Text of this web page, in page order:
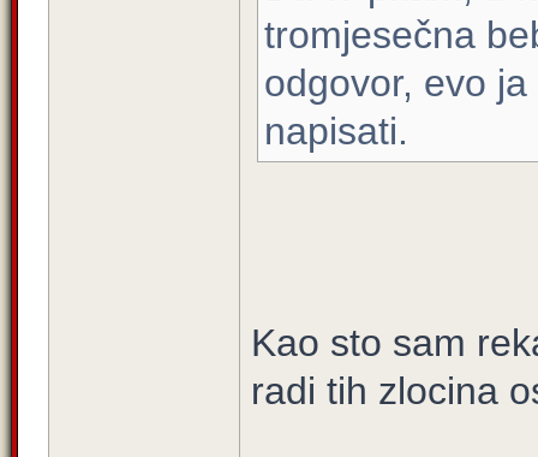
tromjesečna
odgovor, evo
napisati.
Kao sto sam
radi tih zlocina